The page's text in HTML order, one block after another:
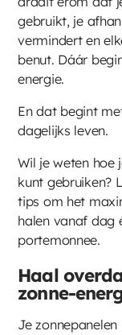
gebruikt, je
vermindert en
benut. Dáár
energie.
En dat begint
dagelijks leven.
Wil je weten hoe
kunt gebruiken?
tips om het
halen vanaf dag
portemonnee.
Haal
zonne-
Je